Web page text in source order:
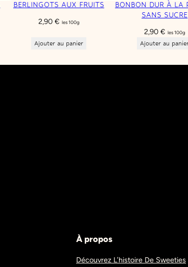
BERLINGOTS AUX FRUITS
2,90 € les 100g
Ajouter au panier
BONBON DUR À LA
SANS SUCRE
2,90€ les 100g
Ajouter au
À propos
Découvrez L’histoire De Sweeties